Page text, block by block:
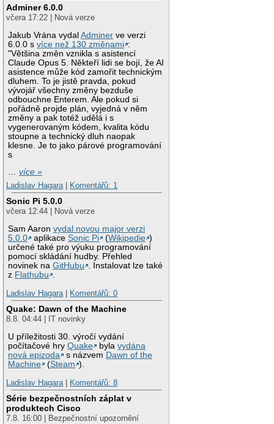
Adminer 6.0.0
včera 17:22 | Nová verze
Jakub Vrána vydalAdminer ve verzi
6.0.0 svíce než 130 změnami :
"Většina změn vznikla s asistencí
Claude Opus 5. Někteří lidi se bojí, že AI
asistence může kód zamořit technickým
dluhem. To je jistě pravda, pokud
vývojář všechny změny bezduše
odbouchne Enterem. Ale pokud si
pořádně projde plán, vyjedná v něm
změny a pak totéž udělá i s
vygenerovaným kódem, kvalita kódu
stoupne a technický dluh naopak
klesne. Je to jako párové programování
s
…více »
Ladislav Hagara
Komentářů: 1
Sonic Pi 5.0.0
včera 12:44 | Nová verze
Sam Aaronvydal novou major verzi
5.0.0
aplikaceSonic Pi (Wikipedie )
určené také pro výuku programování
pomocí skládání hudby. Přehled
novinek naGitHubu . Instalovat lze také
z Flathubu .
Ladislav Hagara | Komentářů: 0
Quake: Dawn of the Machine
8.8. 04:44 | IT novinky
U příležitosti 30. výročí vydání
počítačové hryQuake bylavydána
nová epizoda
s názvem Dawn of the
Machine
(Steam ).
Ladislav Hagara | Komentářů: 8
Série bezpečnostních záplat v
produktech Cisco
7.8. 16:00 | Bezpečnostní upozornění